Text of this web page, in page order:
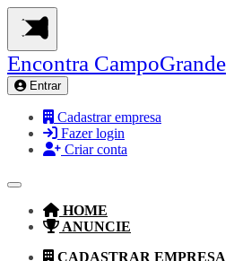
Encontra CampoGrande
Entrar
Cadastrar empresa
Fazer login
Criar conta
HOME
ANUNCIE
CADASTRAR EMPRESA